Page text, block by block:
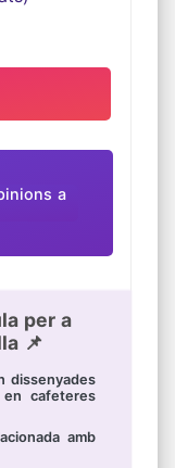
a
per a
📌
dissenyades
cafeteres
amb